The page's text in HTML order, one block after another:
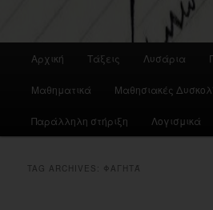
Αρχική Τάξεις Λυσάρια
Μαθηματικά Μαθησιακές
Παράλληλη στήριξη Λογισμικά
TAG ARCHIVES: ΦΑΓΗΤΆ